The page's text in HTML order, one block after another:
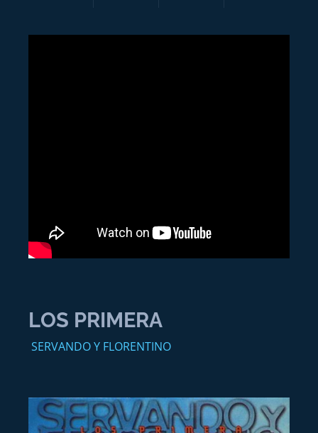
LOS PRIMERA
SERVANDO Y FLORENTINO